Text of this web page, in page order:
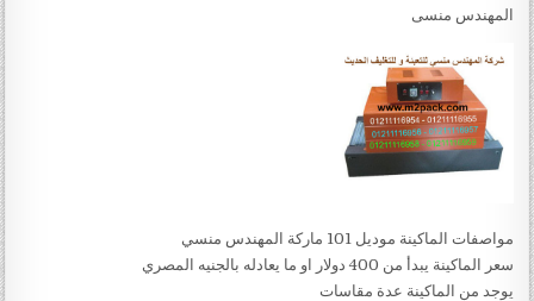
المهندس منسى
مواصفات الماكينة موديل 101 ماركة المهندس منسي
سعر الماكينة يبدأ من 400 دولار او ما يعادله بالجنيه المصري
يوجد من الماكينة عدة مقاسات